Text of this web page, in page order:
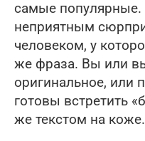
самые популярные.
неприятным
человеком, у
же фраза. Вы или
оригинальное, или
готовы встретить
же текстом на коже.